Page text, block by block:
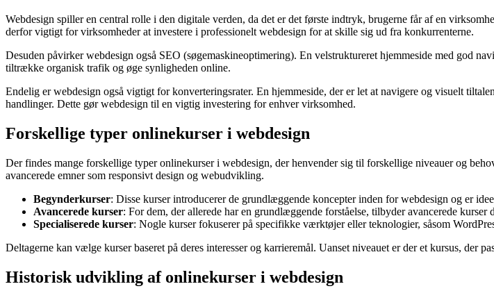
Webdesign spiller en central rolle i den digitale verden, da det er det første indtryk, brugerne får af en
derfor vigtigt for virksomheder at investere i professionelt webdesign for at skille sig ud fra konkurrenterne.
Desuden påvirker webdesign også SEO (søgemaskineoptimering). En velstruktureret hjemmeside med god
tiltrække organisk trafik og øge synligheden online.
Endelig er webdesign også vigtigt for konverteringsrater. En hjemmeside, der er let at navigere og visuelt
handlinger. Dette gør webdesign til en vigtig investering for enhver virksomhed.
Forskellige typer onlinekurser i webdesign
Der findes mange forskellige typer onlinekurser i webdesign, der henvender sig til forskellige niveauer og
avancerede emner som responsivt design og webudvikling.
Begynderkurser: Disse kurser introducerer de grundlæggende koncepter inden for webdesign og er
Avancerede kurser: For dem, der allerede har en grundlæggende forståelse, tilbyder avancerede
Specialiserede kurser: Nogle kurser fokuserer på specifikke værktøjer eller teknologier, såsom
Deltagerne kan vælge kurser baseret på deres interesser og karrieremål. Uanset niveauet er der et kursus, der
Historisk udvikling af onlinekurser i webdesign